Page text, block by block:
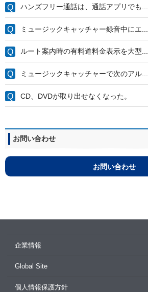
ハンズフリー通話は、通話アプリでも...
ミュージックキャッチャー録音中にエ...
ルート案内時の有料道料金表示を大型...
ミュージックキャッチャーで次のアル...
CD、DVDが取り出せなくなった。
お問い合わせ
お問い合わせ
企業情報
Global Site
個人情報保護方針